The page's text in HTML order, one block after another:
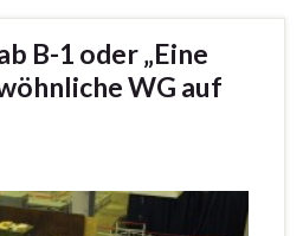
B-1 oder „Eine
WG auf